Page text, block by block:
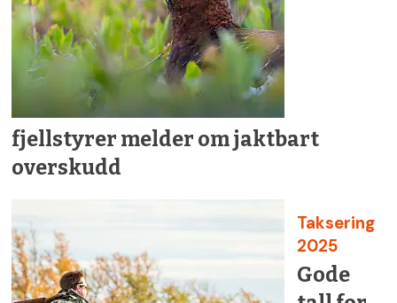
fjellstyrer melder om jaktbart
overskudd
Taksering
2025
Gode